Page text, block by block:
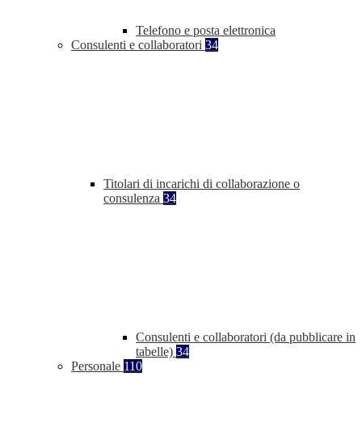
Telefono e posta elettronica
Consulenti e collaboratori 34
Titolari di incarichi di collaborazione o
consulenza 34
Consulenti e collaboratori (da pubblicare in
tabelle) 34
Personale 110